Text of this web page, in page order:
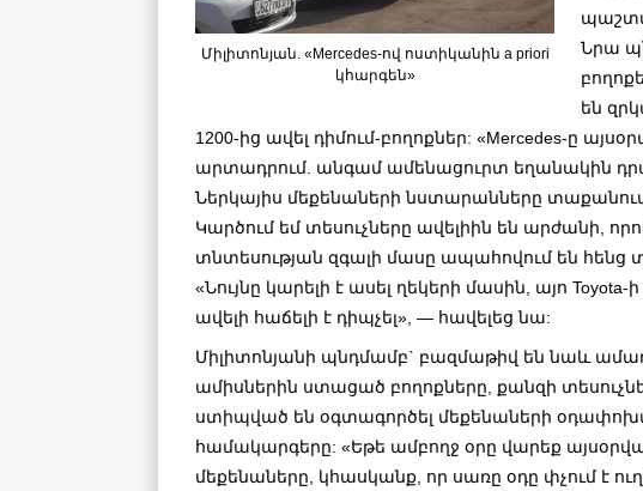
Միլիտոնյան. «Mercedes-ով ոստիկանին a priori
կհարգեն»
Նրա
են
1200-ից ավել դիմում-բողոքներ: «Mercedes-ը
արտադրում. անգամ ամենացուրտ եղանակին
Ներկայիս մեքենաների նստարանները
Կարծում եմ տեսուչները ավելիին են արժանի,
տնտեսության զգալի մասը ապահովում են հենց
«Նույնը կարելի է ասել ղեկերի մասին, այո
ավելի հաճելի է դիպչել», — հավելեց նա:
Միլիտոնյանի պնդմամբ` բազմաթիվ են նաև
ամիսներին ստացած բողոքները, քանզի
ստիպված են օգտագործել մեքենաների
համակարգերը: «Եթե ամբողջ օրը վարեք
մեքենաները, կհասկանք, որ սառը օդը փչում է